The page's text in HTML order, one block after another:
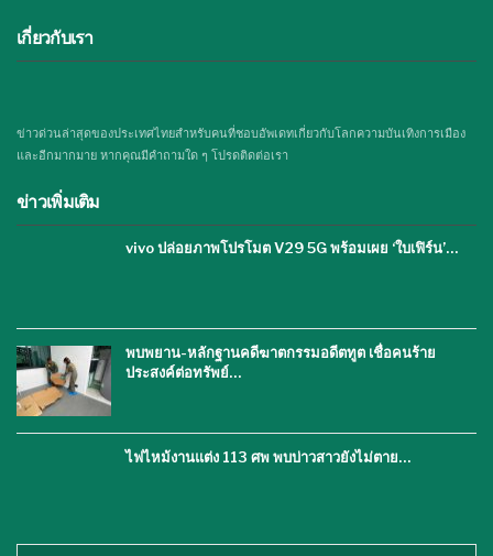
เกี่ยวกับเรา
ข่าวด่วนล่าสุดของประเทศไทยสำหรับคนที่ชอบอัพเดทเกี่ยวกับโลกความบันเทิงการเมือง
และอีกมากมาย หากคุณมีคำถามใด ๆ โปรดติดต่อเรา
ข่าวเพิ่มเติม
vivo ปล่อยภาพโปรโมต V29 5G พร้อมเผย ‘ใบเฟิร์น’…
พบพยาน-หลักฐานคดีฆาตกรรมอดีตทูต เชื่อคนร้าย
ประสงค์ต่อทรัพย์…
ไฟไหม้งานแต่ง 113 ศพ พบบ่าวสาวยังไม่ตาย…